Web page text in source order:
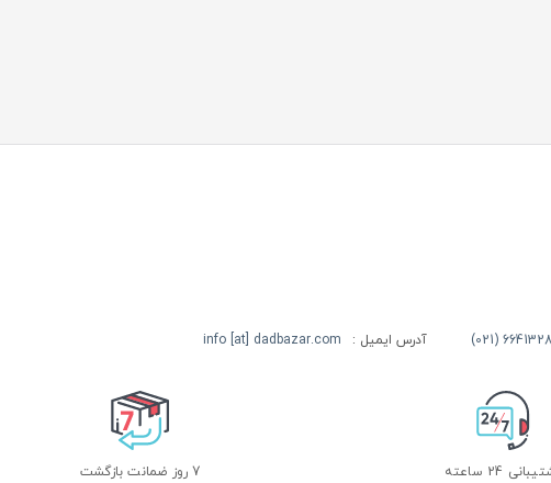
آدرس ایمیل : info [at] dadbazar.com
24 ساعته 7 روز ضمانت بازگشت